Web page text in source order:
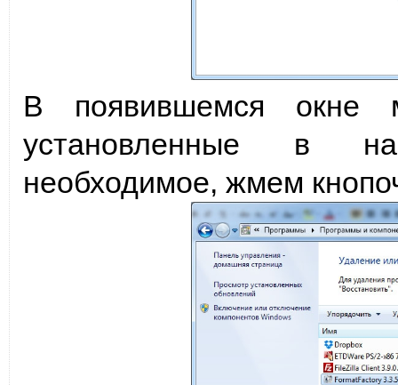
В появившемся окне
установленные в
необходимое, жмем